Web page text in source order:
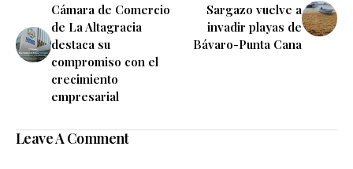
Cámara de Comercio
de La Altagracia
destaca su
compromiso con el
crecimiento
empresarial
Sargazo vuelve a
invadir playas de
Bávaro-Punta Cana
Leave A Comment